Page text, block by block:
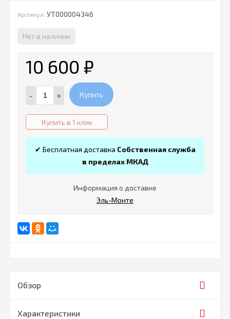
Артикул: УТ000004346
Нет в наличии
10 600 ₽
- + Купить
Купить в 1 клик
✔ Бесплатная доставка Собственная служба
в пределах МКАД
Информация о доставке
Эль-Монте
Обзор
Характеристики